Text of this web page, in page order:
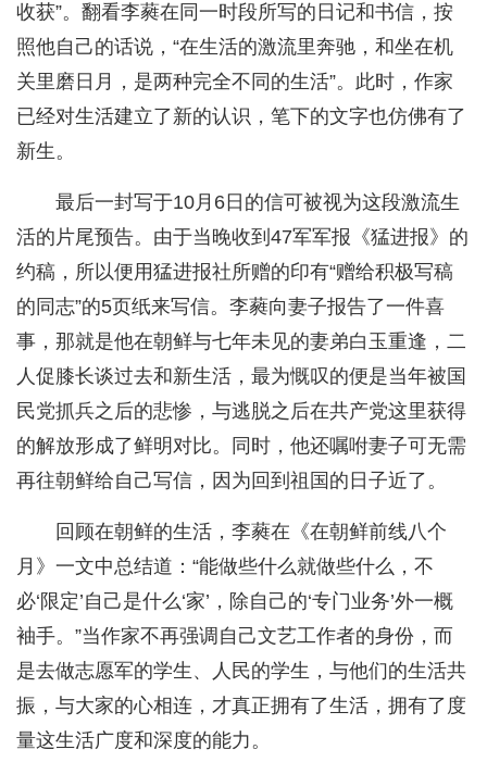
收获”。翻看李蕤在同一时段所写的日记和书信，按
照他自己的话说，“在生活的激流里奔驰，和坐在机
关里磨日月，是两种完全不同的生活”。此时，作家
已经对生活建立了新的认识，笔下的文字也仿佛有了
新生。
最后一封写于10月6日的信可被视为这段激流生
活的片尾预告。由于当晚收到47军军报《猛进报》的
约稿，所以便用猛进报社所赠的印有“赠给积极写稿
的同志”的5页纸来写信。李蕤向妻子报告了一件喜
事，那就是他在朝鲜与七年未见的妻弟白玉重逢，二
人促膝长谈过去和新生活，最为慨叹的便是当年被国
民党抓兵之后的悲惨，与逃脱之后在共产党这里获得
的解放形成了鲜明对比。同时，他还嘱咐妻子可无需
再往朝鲜给自己写信，因为回到祖国的日子近了。
回顾在朝鲜的生活，李蕤在《在朝鲜前线八个
月》一文中总结道：“能做些什么就做些什么，不
必‘限定’自己是什么‘家’，除自己的‘专门业务’外一概
袖手。”当作家不再强调自己文艺工作者的身份，而
是去做志愿军的学生、人民的学生，与他们的生活共
振，与大家的心相连，才真正拥有了生活，拥有了度
量这生活广度和深度的能力。